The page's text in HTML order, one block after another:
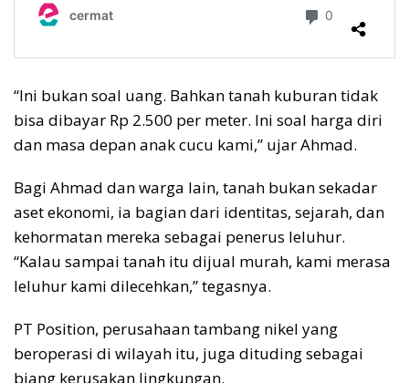
“Ini bukan soal uang. Bahkan tanah kuburan tidak
bisa dibayar Rp 2.500 per meter. Ini soal harga diri
dan masa depan anak cucu kami,” ujar Ahmad.
Bagi Ahmad dan warga lain, tanah bukan sekadar
aset ekonomi, ia bagian dari identitas, sejarah, dan
kehormatan mereka sebagai penerus leluhur.
“Kalau sampai tanah itu dijual murah, kami merasa
leluhur kami dilecehkan,” tegasnya.
PT Position, perusahaan tambang nikel yang
beroperasi di wilayah itu, juga dituding sebagai
biang kerusakan lingkungan.